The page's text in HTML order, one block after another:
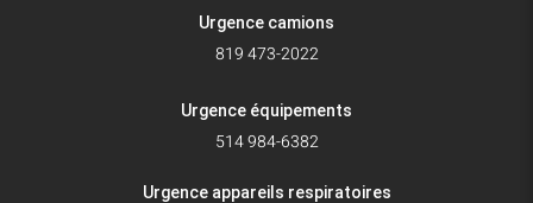
Urgence camions
819 473-2022
Urgence équipements
514 984-6382
Urgence appareils respiratoires